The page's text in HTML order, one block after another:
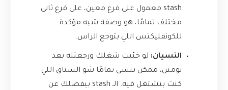
stash معمول على فرع معين، على فرع ثاني
مختلف تمامًا، هو وصفة شبه مؤكدة
للكونفليكتس اللي بتوجع الراس.
النسيان: لو خبّيت شغلك ورجعتله بعد
يومين، ممكن تنسى تمامًا شو السياق اللي
كنت بتشتغل فيه. الـ stash بيفصلك عن